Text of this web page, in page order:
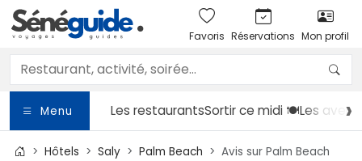
Favoris Réservations Mon profil
Menu Les restaurantsSortirce midi 🍽️Les
Hôtels Saly Palm Beach Avis sur Palm Beach